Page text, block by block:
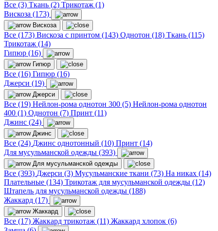
Все (3) Ткань (2) Трикотаж (1)
Вискоза (173)
Вискоза
Все (173) Вискоза с принтом (143) Однотон (18) Ткань (115)
Трикотаж (14)
Гипюр (16)
Гипюр
Все (16) Гипюр (16)
Джерси (19)
Джерси
Все (19) Нейлон-рома однотон 300 (5) Нейлон-рома однотон
400 (1) Однотон (7) Принт (11)
Джинс (24)
Джинс
Все (24) Джинс однотонный (10) Принт (14)
Для мусульманской одежды (393)
Для мусульманской одежды
Все (393) Джерси (3) Мусульманские ткани (73) На никах (14)
Плательные (134) Трикотаж для мусульманской одежды (12)
Штапель для мусульманской одежды (188)
Жаккард (17)
Жаккард
Все (17) Жаккард трикотаж (11) Жаккард хлопок (6)